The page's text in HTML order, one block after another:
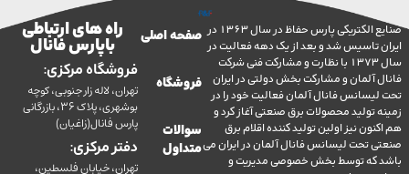
صنایع الکتریکی پارس حفاظ در سال 1363 در
شد و بعد از یک دهه فعالیت در
سال 1373 با نظارت و مشارکت فنی شرکت
و مشارکت بخش دولتی در ایران
فانال آلمان فعالیت خود را در
محصولات برق صنعتی آغاز کرد و
نیز اولین تولید کننده اقلام برق
لیسانس فانال آلمان در ایران می
توسط بخش خصوصی مدیریت و
صفحه اصلی
فروشگاه
سوالات
متداول
راه های ارتباطی
با پارس فانال
فروشگاه مرکزی:
تهران، لاله زار جنوبی، کوچه
بوشهری، پلاک 36، بازرگانی
پارس فانال(زاغیان)
دفتر مرکزی:
تهران، خیابان فلسطین،